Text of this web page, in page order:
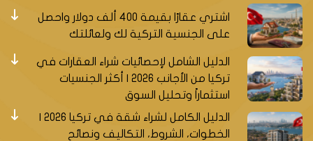
اشتري عقارًا بقيمة 400 ألف دولار واحصل
على الجنسية التركية لك ولعائلتك
الدليل الشامل لإحصائيات شراء العقارات في
تركيا من الأجانب 2026 | أكثر الجنسيات
استثماراً وتحليل السوق
الخطوات، الشروط، التكاليف ونصائح